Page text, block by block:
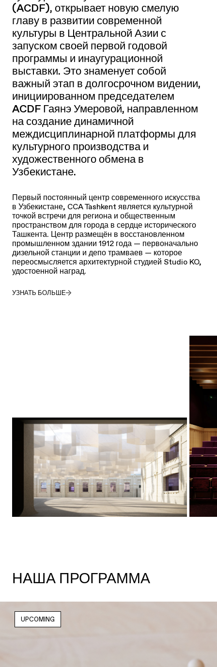
выставки. Это знаменует собой
важный этап в долгосрочном видении,
инициированном председателем
ACDF Гаянэ Умеровой, направленном
на создание динамичной
междисциплинарной платформы для
культурного производства и
художественного обмена в
Узбекистане.
Первый постоянный центр современного искусства
в Узбекистане, CCA Tashkent является культурной
точкой встречи для региона и общественным
пространством для города в сердце исторического
Ташкента. Центр размещён в восстановленном
дизельной станции и депо трамваев — которое
переосмысляется архитектурной студией Studio KO,
удостоенной наград.
УЗНАТЬ БОЛЬШЕ
НАША ПРОГРАММА